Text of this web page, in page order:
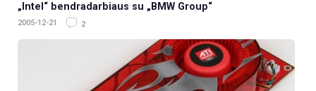
„Intel“ bendradarbiaus su „BMW Group“
2005-12-21 2